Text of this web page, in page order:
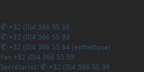
+32 (0)4 366 95 16
+32 (0)4 366 55 93
+32 (0)4 366 55 64 (esthétique)
Fax +32 (0)4 366 55 59
Secrétariat:
+32 (0)4 366 55 99